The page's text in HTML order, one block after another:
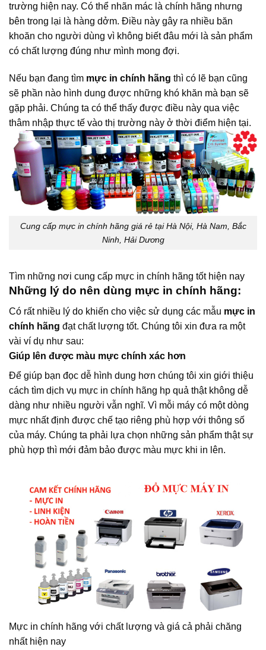
trường hiện nay. Có thể nhãn mác là chính hãng nhưng
bên trong lại là hàng dởm. Điều này gây ra nhiều băn
khoăn cho người dùng vì không biết đâu mới là sản phẩm
có chất lượng đúng như mình mong đợi.
Nếu bạn đang tìm mực in chính hãng thì có lẽ bạn cũng
sẽ phần nào hình dung được những khó khăn mà bạn sẽ
gặp phải. Chúng ta có thể thấy được điều này qua việc
thâm nhập thực tế vào thị trường này ở thời điểm hiện tại.
Cung cấp mực in chính hãng giá rẻ tại Hà Nội, Hà Nam, Bắc
Ninh, Hải Dương
Tìm những nơi cung cấp mực in chính hãng tốt hiện nay
Những lý do nên dùng mực in chính hãng:
Có rất nhiều lý do khiến cho việc sử dụng các mẫu mực in
chính hãng đạt chất lượng tốt. Chúng tôi xin đưa ra một
vài ví dụ như sau:
Giúp lên được màu mực chính xác hơn
Để giúp bạn đọc dễ hình dung hơn chúng tôi xin giới thiệu
cách tìm dịch vụ mực in chính hãng hp quả thật không dễ
dàng như nhiều người vẫn nghĩ. Vì mỗi máy có một dòng
mực nhất định được chế tạo riêng phù hợp với thông số
của máy. Chúng ta phải lựa chọn những sản phẩm thật sự
phù hợp thì mới đảm bảo được màu mực khi in lên.
Mực in chính hãng với chất lượng và giá cả phải chăng
nhất hiện nay